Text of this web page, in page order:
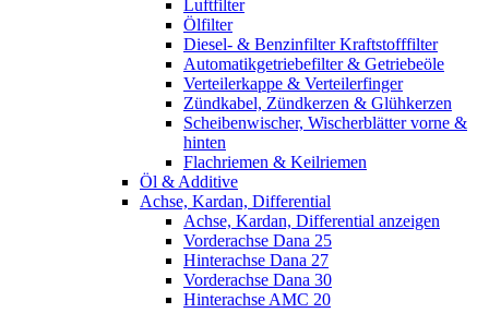
Luftfilter
Ölfilter
Diesel- & Benzinfilter Kraftstofffilter
Automatikgetriebefilter & Getriebeöle
Verteilerkappe & Verteilerfinger
Zündkabel, Zündkerzen & Glühkerzen
Scheibenwischer, Wischerblätter vorne &
hinten
Flachriemen & Keilriemen
Öl & Additive
Achse, Kardan, Differential
Achse, Kardan, Differential anzeigen
Vorderachse Dana 25
Hinterachse Dana 27
Vorderachse Dana 30
Hinterachse AMC 20